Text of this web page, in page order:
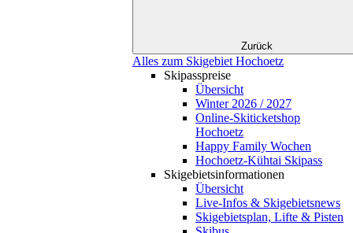
Zurück
Alles zum Skigebiet Hochoetz
Skipasspreise
Übersicht
Winter 2026 / 2027
Online-Skiticketshop
Hochoetz
Happy Family Wochen
Hochoetz-Kühtai Skipass
Skigebietsinformationen
Übersicht
Live-Infos & Skigebietsnews
Skigebietsplan, Lifte & Pisten